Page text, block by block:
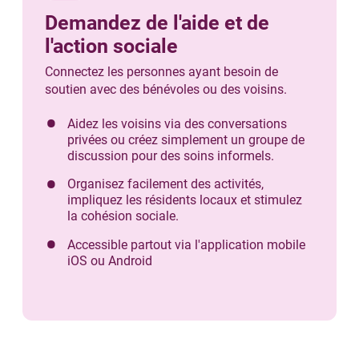
Demandez de l'aide et de
l'action sociale
Connectez les personnes ayant besoin de
soutien avec des bénévoles ou des voisins.
Aidez les voisins via des conversations
privées ou créez simplement un groupe de
discussion pour des soins informels.
Organisez facilement des activités,
impliquez les résidents locaux et stimulez
la cohésion sociale.
Accessible partout via l'application mobile
iOS ou Android